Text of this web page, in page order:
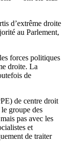
d’extrême droite
au Parlement,
forces politiques
droite. La
de
de centre droit
groupe des
pas avec les
et
de traiter